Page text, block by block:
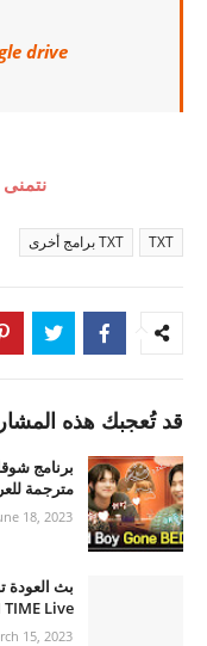
drive
TXT TXT برامج أخرى
قد تُعجبك هذه
مترجمة
18, 2023
TIME Live
15, 2023